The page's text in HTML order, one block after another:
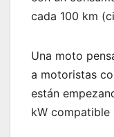
cada 100 km
Una moto
a motoristas
están
kW compatible